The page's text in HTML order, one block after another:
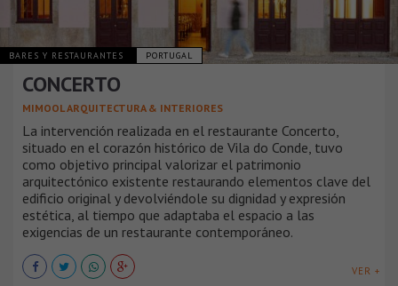
BARES Y RESTAURANTES PORTUGAL
CONCERTO
MIMOOL ARQUITECTURA & INTERIORES
La intervención realizada en el restaurante Concerto,
situado en el corazón histórico de Vila do Conde, tuvo
como objetivo principal valorizar el patrimonio
arquitectónico existente restaurando elementos clave del
edificio original y devolviéndole su dignidad y expresión
estética, al tiempo que adaptaba el espacio a las
exigencias de un restaurante contemporáneo.
VER +